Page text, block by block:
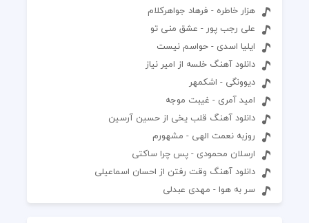
هزار خاطره - فرهاد جواهرکلام
علی رجب پور - عشق منی تو
ایلیا اسدی - حواسم نیست
دانلود آهنگ خلسه از امیر نیاز
دیوونگی - اشکمهر
امید آمری - غیبت موجه
دانلود آهنگ قلب یخی از حسین آرسین
روزبه نعمت الهی - مشهورم
ارسلان محمودی - پس چرا ساکتی
دانلود آهنگ وقت رفتن از احسان اسماعیلی
سر به هوا - مهدی عبدلی